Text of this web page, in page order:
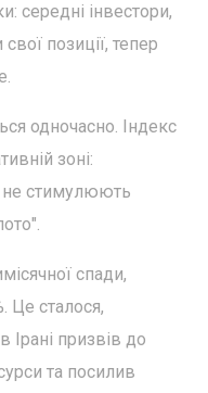
середні інвестори,
позиції, тепер
одночасно. Індекс
зоні:
не стимулюють
спади,
Це сталося,
призвів до
та посилив